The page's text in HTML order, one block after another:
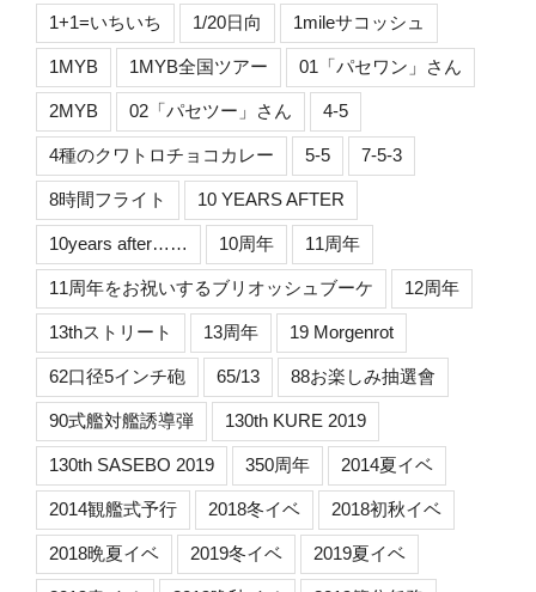
1+1=いちいち 1/20日向 1mileサコッシュ
1MYB 1MYB全国ツアー 01「パセワン」さん
2MYB 02「パセツー」さん 4-5
4種のクワトロチョコカレー 5-5 7-5-3
8時間フライト 10 YEARS AFTER
10years after…… 10周年 11周年
11周年をお祝いするブリオッシュブーケ 12周年
13thストリート 13周年 19 Morgenrot
62口径5インチ砲 65/13 88お楽しみ抽選會
90式艦対艦誘導弾 130th KURE 2019
130th SASEBO 2019 350周年 2014夏イベ
2014観艦式予行 2018冬イベ 2018初秋イベ
2018晩夏イベ 2019冬イベ 2019夏イベ